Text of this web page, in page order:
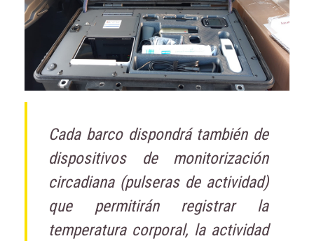
Cada barco dispondrá también de
dispositivos de monitorización
circadiana (pulseras de actividad)
que permitirán registrar la
temperatura corporal, la actividad